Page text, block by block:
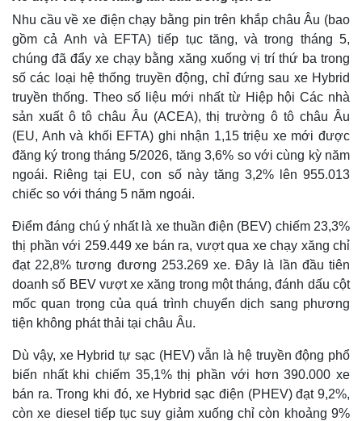
Nhu cầu về xe điện chạy bằng pin trên khắp châu Âu (bao
gồm cả Anh và EFTA) tiếp tục tăng, và trong tháng 5,
chúng đã đẩy xe chạy bằng xăng xuống vị trí thứ ba trong
số các loại hệ thống truyền động, chỉ đứng sau xe Hybrid
truyền thống. Theo số liệu mới nhất từ Hiệp hội Các nhà
sản xuất ô tô châu Âu (ACEA), thị trường ô tô châu Âu
(EU, Anh và khối EFTA) ghi nhận 1,15 triệu xe mới được
đăng ký trong tháng 5/2026, tăng 3,6% so với cùng kỳ năm
ngoái. Riêng tại EU, con số này tăng 3,2% lên 955.013
chiếc so với tháng 5 năm ngoái.
Điểm đáng chú ý nhất là xe thuần điện (BEV) chiếm 23,3%
thị phần với 259.449 xe bán ra, vượt qua xe chạy xăng chỉ
đạt 22,8% tương đương 253.269 xe. Đây là lần đầu tiên
doanh số BEV vượt xe xăng trong một tháng, đánh dấu cột
mốc quan trọng của quá trình chuyển dịch sang phương
tiện không phát thải tại châu Âu.
Dù vậy, xe Hybrid tự sạc (HEV) vẫn là hệ truyền động phổ
biến nhất khi chiếm 35,1% thị phần với hơn 390.000 xe
bán ra. Trong khi đó, xe Hybrid sạc điện (PHEV) đạt 9,2%,
còn xe diesel tiếp tục suy giảm xuống chỉ còn khoảng 9%